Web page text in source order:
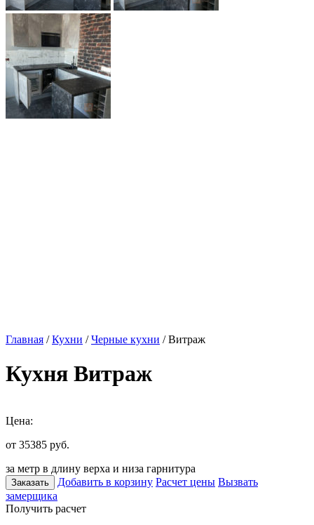
Главная /Кухни /Черные кухни / Витраж
Кухня Витраж
Цена:
от 35385 руб.
за метр в длину верха и низа гарнитура
Заказать Добавить в корзину Расчет цены Вызвать
замерщика
Получить расчет